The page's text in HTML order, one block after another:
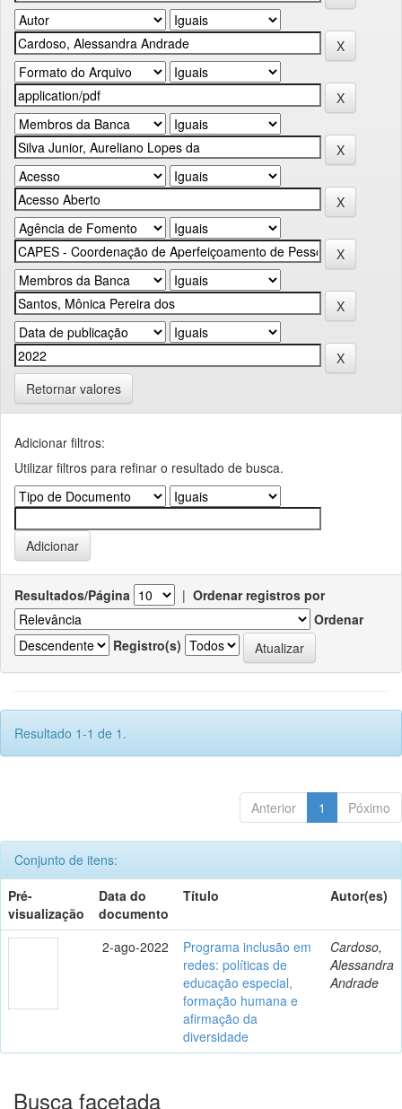
Retornar valores
Adicionar filtros:
Utilizar filtros para refinar o resultado de busca.
Resultados/Página | Ordenar registros por
Ordenar
Registro(s)
Resultado 1-1 de 1.
Anterior 1 Póximo
Conjunto de itens:
Pré-
visualização
Data do
documento
Título Autor(es)
2-ago-2022
Programa inclusão em
redes: políticas de
educação especial,
formação humana e
afirmação da
diversidade
Cardoso,
Alessandra
Andrade
Busca facetada